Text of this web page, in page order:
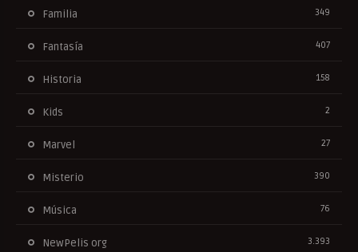
Familia 349
Fantasía 407
Historia 158
Kids 2
Marvel 27
Misterio 390
Música 76
NewPelis org 3.393